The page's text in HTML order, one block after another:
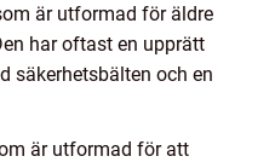
är utformad för äldre
har oftast en upprätt
säkerhetsbälten och en
är utformad för att